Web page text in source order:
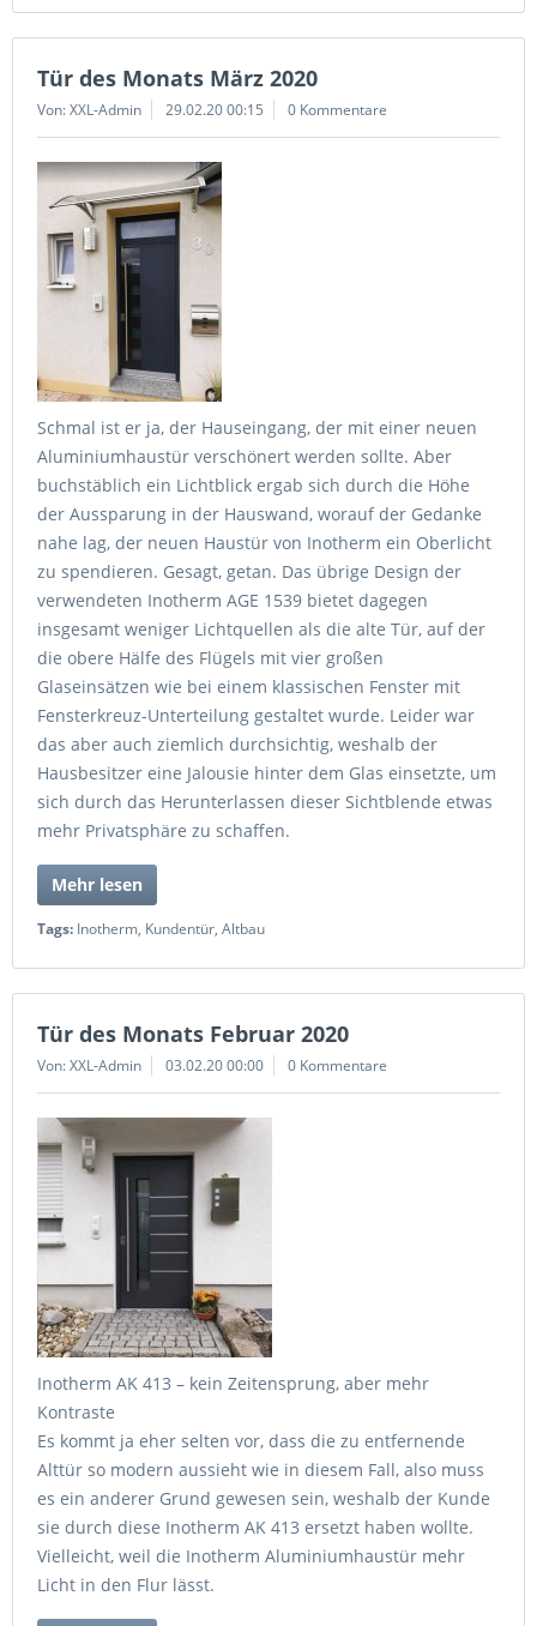
Tür des Monats März 2020
Von: XXL-Admin 29.02.20 00:15 0 Kommentare
Schmal ist er ja, der Hauseingang, der mit einer neuen
Aluminiumhaustür verschönert werden sollte. Aber
buchstäblich ein Lichtblick ergab sich durch die Höhe
der Aussparung in der Hauswand, worauf der Gedanke
nahe lag, der neuen Haustür von Inotherm ein Oberlicht
zu spendieren. Gesagt, getan. Das übrige Design der
verwendeten Inotherm AGE 1539 bietet dagegen
insgesamt weniger Lichtquellen als die alte Tür, auf der
die obere Hälfe des Flügels mit vier großen
Glaseinsätzen wie bei einem klassischen Fenster mit
Fensterkreuz-Unterteilung gestaltet wurde. Leider war
das aber auch ziemlich durchsichtig, weshalb der
Hausbesitzer eine Jalousie hinter dem Glas einsetzte, um
sich durch das Herunterlassen dieser Sichtblende etwas
mehr Privatsphäre zu schaffen.
Mehr lesen
Tags: Inotherm, Kundentür, Altbau
Tür des Monats Februar 2020
Von: XXL-Admin 03.02.20 00:00 0 Kommentare
Inotherm AK 413 – kein Zeitensprung, aber mehr
Kontraste
Es kommt ja eher selten vor, dass die zu entfernende
Alttür so modern aussieht wie in diesem Fall, also muss
es ein anderer Grund gewesen sein, weshalb der Kunde
sie durch diese Inotherm AK 413 ersetzt haben wollte.
Vielleicht, weil die Inotherm Aluminiumhaustür mehr
Licht in den Flur lässt.